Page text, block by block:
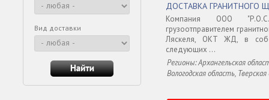
Вид доставки
ДОСТАВКА ГРАНИТНОГО
Компания ООО
грузоотправителем
Ляскеля, ОКТ ЖД, в
следующих ...
Регионы: Архангельская
Вологодская область,